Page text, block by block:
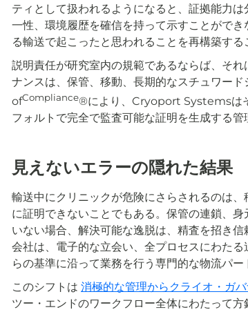
ティとして扱われるようになると、証拠能力
一性、環境履歴を確信を持って示すことがで
る輸送で起こったと思われることを再構築する
説明責任が研究室内の規範であるならば、そ
ナンスは、保管、移動、長期的なスチュワー
ofCompliance®により、Cryoport Systemsは
フォルトで完全で監査可能な証明を生成する
見えないエラーの隠れた結果
輸送中にクリニックが危険にさらされるのは
に証明できないことでもある。保管の連鎖、
いない場合、解決可能な逸脱は、精査を招き信
会社は、電子的な立会い、全プロセスにわた
らの基準に沿って業務を行う専門的な物流パ
このシフトは 消極的な管理からクライオ・ガ
ツー・エンドのワークフロー全体にわたって